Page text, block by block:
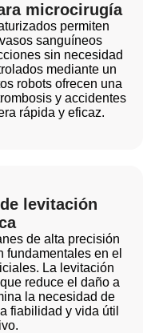
microcirugía
permiten
sanguíneos
sin necesidad
mediante un
robots ofrecen una
y accidentes
rápida y eficaz.
levitación
de alta precisión
fundamentales en el
La levitación
reduce el daño a
la necesidad de
fiabilidad y vida útil